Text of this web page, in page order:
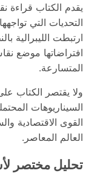
يقدم الكتاب قراءة
التحديات التي
ارتبطت الليبرالية
افتراضاتها موضع
المتسارعة.
ولا يقتصر الكتاب
السيناريوهات
القوى الاقتصادية
العالم المعاصر.
تحليل مختصر